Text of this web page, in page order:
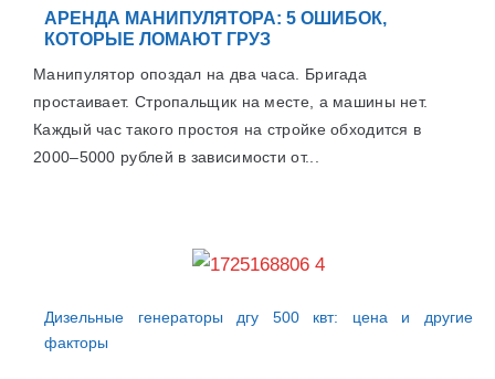
АРЕНДА МАНИПУЛЯТОРА: 5 ОШИБОК,
КОТОРЫЕ ЛОМАЮТ ГРУЗ
Манипулятор опоздал на два часа. Бригада
простаивает. Стропальщик на месте, а машины нет.
Каждый час такого простоя на стройке обходится в
2000–5000 рублей в зависимости от...
Дизельные генераторы дгу 500 квт: цена и другие
факторы